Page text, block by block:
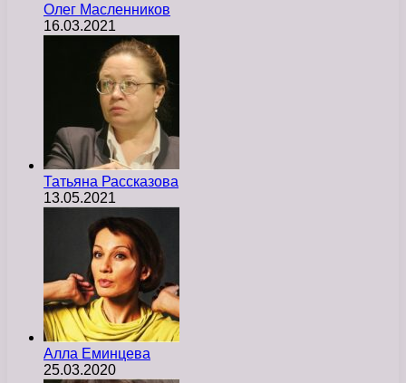
Олег Масленников
16.03.2021
Татьяна Рассказова
13.05.2021
Алла Еминцева
25.03.2020